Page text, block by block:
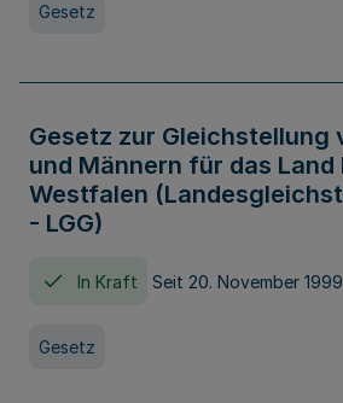
Gesetz
Gesetz zur Gleichstellung
und Männern für das Land
Westfalen
- LGG)
In Kraft Seit 20. November 1999
Gesetz